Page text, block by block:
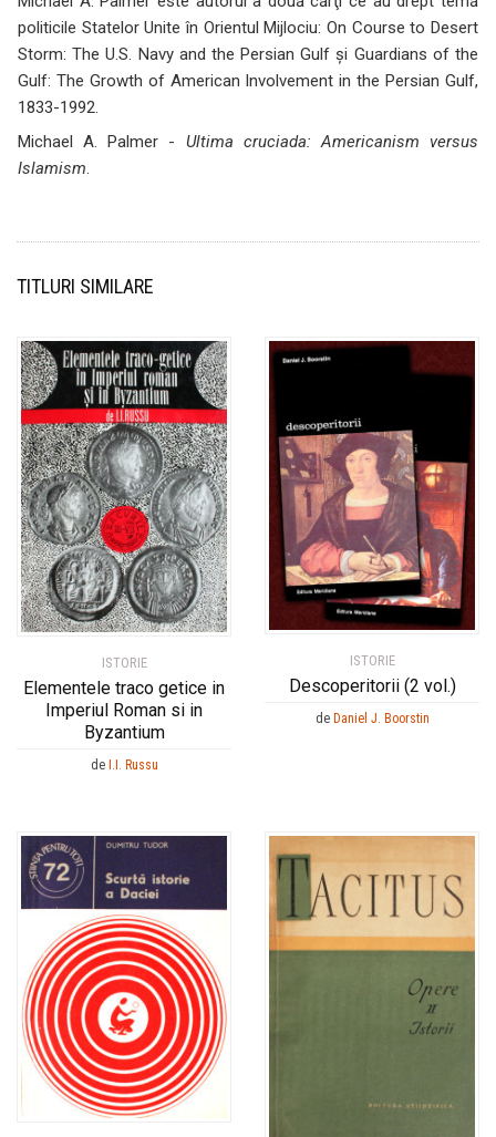
politicile Statelor Unite în Orientul Mijlociu: On Course to Desert
Storm: The U.S. Navy and the Persian Gulf şi Guardians of the
Gulf: The Growth of American Involvement in the Persian Gulf,
1833-1992.
Michael A. Palmer - Ultima cruciada: Americanism versus
Islamism.
TITLURI SIMILARE
ISTORIE
Elementele traco getice in
Imperiul Roman si in
Byzantium
de I.I. Russu
ISTORIE
Descoperitorii (2 vol.)
de Daniel J. Boorstin